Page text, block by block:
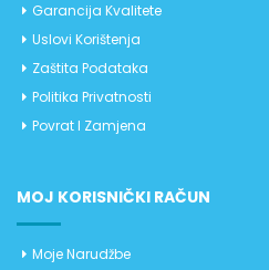
Garancija Kvalitete
Uslovi Korištenja
Zaštita Podataka
Politika Privatnosti
Povrat I Zamjena
MOJ KORISNIČKI RAČUN
Moje Narudžbe